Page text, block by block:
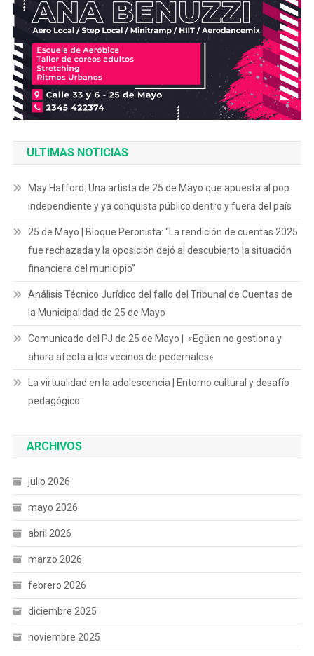
ULTIMAS NOTICIAS
May Hafford: Una artista de 25 de Mayo que apuesta al pop
independiente y ya conquista público dentro y fuera del país
25 de Mayo | Bloque Peronista: “La rendición de cuentas 2025
fue rechazada y la oposición dejó al descubierto la situación
financiera del municipio”
Análisis Técnico Jurídico del fallo del Tribunal de Cuentas de
la Municipalidad de 25 de Mayo
Comunicado del PJ de 25 de Mayo | «Egüen no gestiona y
ahora afecta a los vecinos de pedernales»
La virtualidad en la adolescencia | Entorno cultural y desafío
pedagógico
ARCHIVOS
julio 2026
mayo 2026
abril 2026
marzo 2026
febrero 2026
diciembre 2025
noviembre 2025